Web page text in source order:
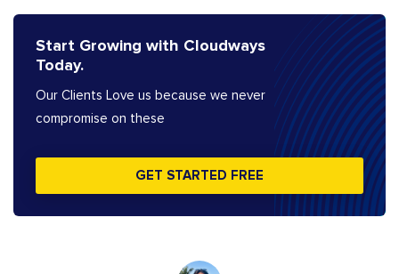
Start Growing with Cloudways
Today.
Our Clients Love us because we never
compromise on these
GET STARTED FREE